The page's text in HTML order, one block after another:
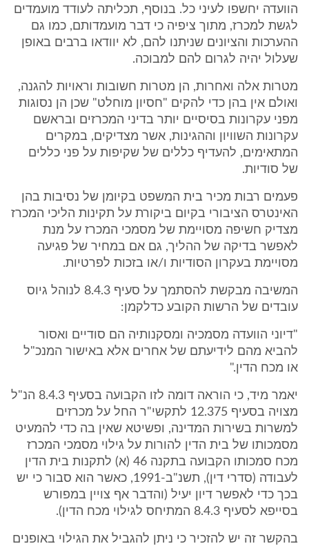
הוועדה יחשפו לעיני כל. בנוסף, תכליתה לעודד מועמדים
לגשת למכרז, מתוך ציפיה כי דבר מועמדותם, כמו גם
ההערכות והציונים שניתנו להם, לא יוודאו ברבים באופן
שעלול יהיה לגרום להם למבוכה.
מטרות אלה ואחרות, הן מטרות חשובות וראויות להגנה,
ואולם אין בהן כדי להקים "חסיון מוחלט" שכן הן נסוגות
מפני עקרונות בסיסיים יותר בדיני המכרזים ובראשם
עקרונות השוויון וההגינות, אשר מצדיקים, במקרים
המתאימים, להעדיף כללים של שקיפות על פני כללים
של סודיות.
פעמים רבות מכיר בית המשפט בקיומן של נסיבות בהן
האינטרס הציבורי בקיום ביקורת על תקינות הליכי המכרז
מצדיק חשיפה מסויימת של מסמכי המכרז על מנת
לאפשר בדיקה של ההליך, גם אם במחיר של פגיעה
מסויימת בעקרון הסודיות ו/או בזכות לפרטיות.
המשיבה מבקשת להסתמך על סעיף 8.4.3 לנוהל גיוס
עובדים של הרשות הקובע כדלקמן:
"דיוני הוועדה מסמכיה ומסקנותיה הם סודיים ואסור
להביא מהם לידיעתם של אחרים אלא באישור המנכ"ל
או מכח הדין."
יאמר מיד, כי הוראה דומה לזו הקבועה בסעיף 8.4.3 הנ"ל
מצויה בסעיף 12.375 לתקשי"ר החל על מכרזים
למשרות בשירות המדינה, ופשיטא שאין בה כדי להמעיט
מסמכותו של בית הדין להורות על גילוי מסמכי המכרז
מכח סמכותו הקבועה בתקנה 46 (א) לתקנות בית הדין
לעבודה (סדרי דין), תשנ"ב-1991, כאשר הוא סבור כי יש
בכך כדי לאפשר דיון יעיל (והדבר אף צויין במפורש
בסייפא לסעיף 8.4.3 המתיחס לגילוי מכח הדין).
בהקשר זה יש להזכיר כי ניתן להגביל את הגילוי באופנים